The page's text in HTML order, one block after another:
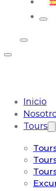
Inicio
Tours